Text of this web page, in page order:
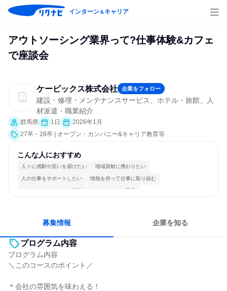
インターン＆キャリア
アウトソーシング業界って?仕事体験&カフェ
で座談会
ケービックス株式会社 企業をフォロー
建設・修理・メンテナンスサービス、ホテル・旅館、人
材派遣・職業紹介
群馬県 1日
2026年1月
27卒・28卒 | オープン・カンパニー&キャリア教育等
こんな人におすすめ
人々に感動や笑いを届けたい 地域貢献に携わりたい
人の仕事をサポートしたい 情熱を持って仕事に取り組む
コミュニケーションが活発 チームワークを重視
募集情報 企業を知る
プログラム内容
プログラム内容
＼このコースのポイント／
＊会社の雰囲気を味わえる！